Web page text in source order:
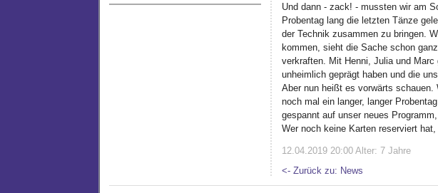
Und dann - zack! - mussten wir am
Probentag lang die letzten Tänze
der Technik zusammen zu bringen.
kommen, sieht die Sache schon
verkraften. Mit Henni, Julia und
unheimlich geprägt haben und die
Aber nun heißt es vorwärts
noch mal ein langer, langer
gespannt auf unser neues
Wer noch keine Karten reserviert
12.04.2019 20:00 Alter: 7 Jahre
<- Zurück zu: News